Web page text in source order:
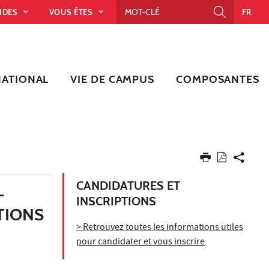
VOUS ÊTES FR
VIE DE CAMPUS COMPOSANTES
CANDIDATURES ET
INSCRIPTIONS
> Retrouvez toutes les informations utiles
pour candidater et vous inscrire